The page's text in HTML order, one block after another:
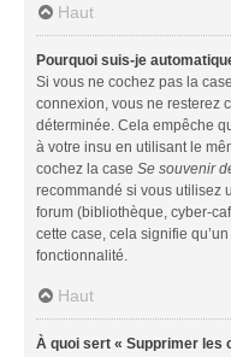
Haut
Pourquoi suis-je
Si vous ne cochez pas la case
connexion, vous ne resterez
déterminée. Cela empêche
à votre insu en utilisant le
cochez la case Se souvenir
recommandé si vous utilisez
forum (bibliothèque, cyber-
cette case, cela signifie
fonctionnalité.
Haut
À quoi sert « Supprimer les